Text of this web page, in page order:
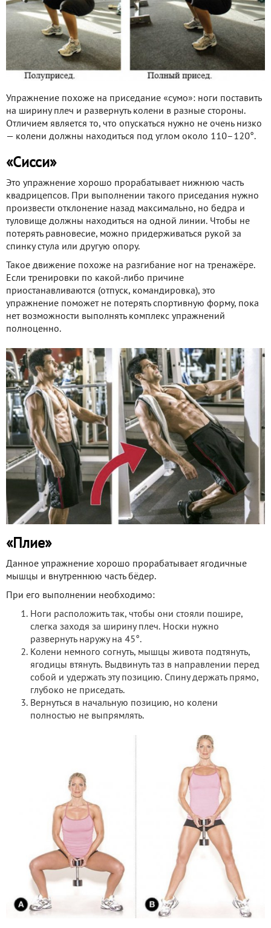
Упражнение похоже на приседание «сумо»: ноги поставить
на ширину плеч и развернуть колени в разные стороны.
Отличием является то, что опускаться нужно не очень низко
— колени должны находиться под углом около 110–120°.
«Сисси»
Это упражнение хорошо прорабатывает нижнюю часть
квадрицепсов. При выполнении такого приседания нужно
произвести отклонение назад максимально, но бедра и
туловище должны находиться на одной линии. Чтобы не
потерять равновесие, можно придерживаться рукой за
спинку стула или другую опору.
Такое движение похоже на разгибание ног на тренажёре.
Если тренировки по какой-либо причине
приостанавливаются (отпуск, командировка), это
упражнение поможет не потерять спортивную форму, пока
нет возможности выполнять комплекс упражнений
полноценно.
«Плие»
Данное упражнение хорошо прорабатывает ягодичные
мышцы и внутреннюю часть бёдер.
При его выполнении необходимо:
Ноги расположить так, чтобы они стояли пошире,
слегка заходя за ширину плеч. Носки нужно
развернуть наружу на 45°.
Колени немного согнуть, мышцы живота подтянуть,
ягодицы втянуть. Выдвинуть таз в направлении перед
собой и удержать эту позицию. Спину держать прямо,
глубоко не приседать.
Вернуться в начальную позицию, но колени
полностью не выпрямлять.